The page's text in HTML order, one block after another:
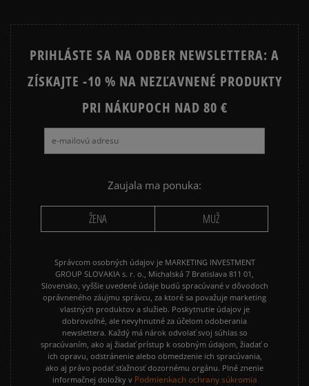
PRIHLÁSTE SA NA ODBER NEWSLETTERA: A
ZÍSKAJTE -10 % NA NEZĽAVNENÉ PRODUKTY
PRI NÁKUPOCH NAD 80 €
Zaujala ma ponuka:
ŽENA MUŽ
Správcom osobných údajov je MARKETING INVESTMENT
GROUP SLOVAKIA s. r. o., Michalská 7 Bratislava 811 01,
Slovensko, vyššie uvedené údaje budú spracúvané v dôvodoch
oprávneného záujmu správcu, za ktoré sa považuje marketing
vlastných produktov a služieb. Poskytnutie údajov je
dobrovoľné, ale nevyhnutné za účelom odoberania
newslettera. Každý má nárok odvolať svoj súhlas so
spracúvaním, ako aj žiadať prístup k osobným údajom, žiadať o
ich opravu, odstránenie alebo obmedzenie ich spracúvania,
ako aj právo podať sťažnosť dozornému orgánu. Plné znenie
informačnej doložky v Podmienkach ochrany súkromia